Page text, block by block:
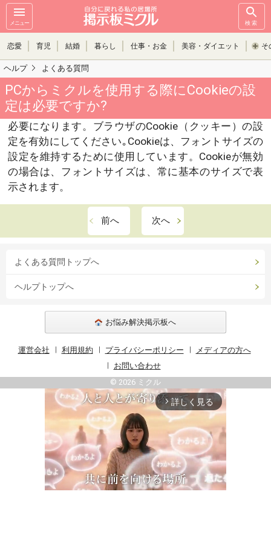
メニュー 検索
恋愛 育児 結婚 暮らし 仕事・お金 美容・ダイエット そ
ヘルプ よくある質問
PCからミクルを使用する際にCookieの設
定は必要ですか?
必要になります。ブラウザのCookie（クッキー）の設
定を有効にしてください｡Cookieは、フォントサイズの
設定を維持するために使用しています。Cookieが無効
の場合は、フォントサイズは、常に基本のサイズで表
示されます。
前へ 次へ
よくある質問トップへ
ヘルプトップへ
お悩み解決掲示板へ
運営会社 利用規約 プライバシーポリシー
メディアの方へ
お問い合わせ
© 2026 ミクル
arrow_forward_ios 詳しく見る